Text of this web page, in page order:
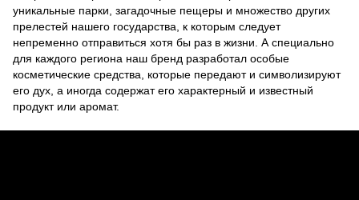
уникальные парки, загадочные пещеры и множество других
прелестей нашего государства, к которым следует
непременно отправиться хотя бы раз в жизни. А специально
для каждого региона наш бренд разработал особые
косметические средства, которые передают и символизируют
его дух, а иногда содержат его характерный и известный
продукт или аромат.